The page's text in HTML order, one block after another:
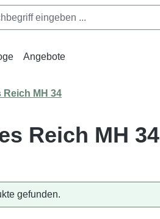
Angebote
Reich MH 34
Reich MH 34
gefunden.